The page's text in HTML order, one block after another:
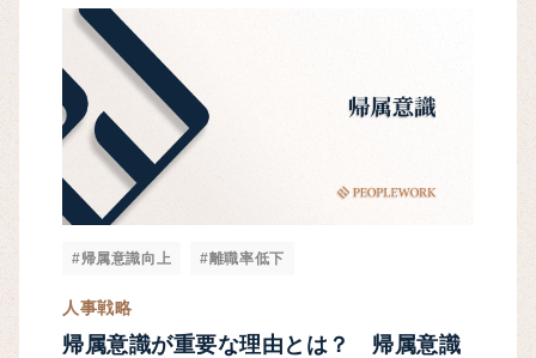
#帰属意識向上 #離職率低下
人事戦略
帰属意識が重要な理由とは？ 帰属意識